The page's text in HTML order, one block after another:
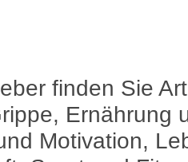
finden Sie
Ernährung
Motivation,